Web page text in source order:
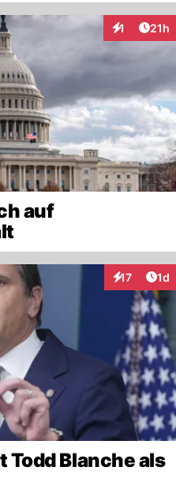
1 21h
auf
17 1d
Todd Blanche als